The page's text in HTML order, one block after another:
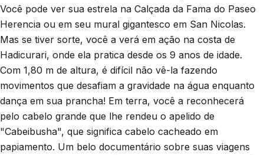
Você pode ver sua estrela na Calçada da Fama do Paseo
Herencia ou em seu mural gigantesco em San Nicolas.
Mas se tiver sorte, você a verá em ação na costa de
Hadicurari, onde ela pratica desde os 9 anos de idade.
Com 1,80 m de altura, é difícil não vê-la fazendo
movimentos que desafiam a gravidade na água enquanto
dança em sua prancha! Em terra, você a reconhecerá
pelo cabelo grande que lhe rendeu o apelido de
"Cabeibusha", que significa cabelo cacheado em
papiamento. Um belo documentário sobre suas viagens